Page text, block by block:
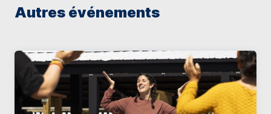
Autres événements